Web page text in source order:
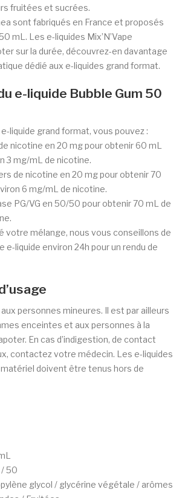
fruitées et sucrées.
sont fabriqués en France et proposés
mL. Les e-liquides Mix’N’Vape
sur la durée, découvrez-en davantage
dédié aux e-liquides grand format.
e-liquide Bubble Gum 50
liquide grand format, vous pouvez :
nicotine en 20 mg pour obtenir 60 mL
3 mg/mL de nicotine.
de nicotine en 20 mg pour obtenir 70
6 mg/mL de nicotine.
PG/VG en 50/50 pour obtenir 70 mL de
votre mélange, nous vous conseillons de
e-liquide environ 24h pour un rendu de
personnes mineures. Il est par ailleurs
enceintes et aux personnes à la
En cas d’indigestion, de contact
contactez votre médecin. Les e-liquides
doivent être tenus hors de
50
glycol / glycérine végétale / arômes